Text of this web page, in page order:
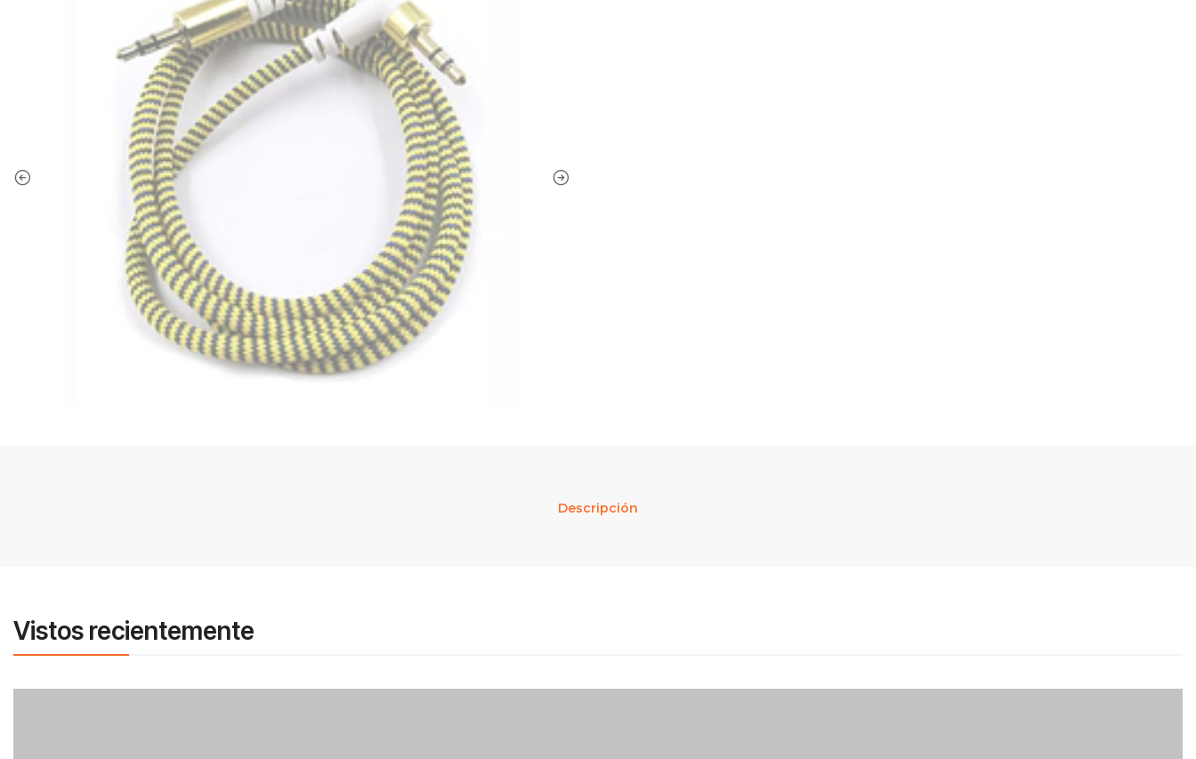
Descripción
Vistos recientemente